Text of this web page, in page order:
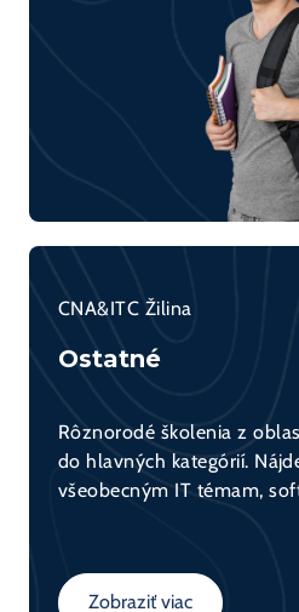
CNA&ITC Žilina
Ostatné
Rôznorodé školenia z
do hlavných kategórií.
všeobecným IT témam,
voľba na rozšírenie svojho
prehľadu v IT.
Zobraziť viac